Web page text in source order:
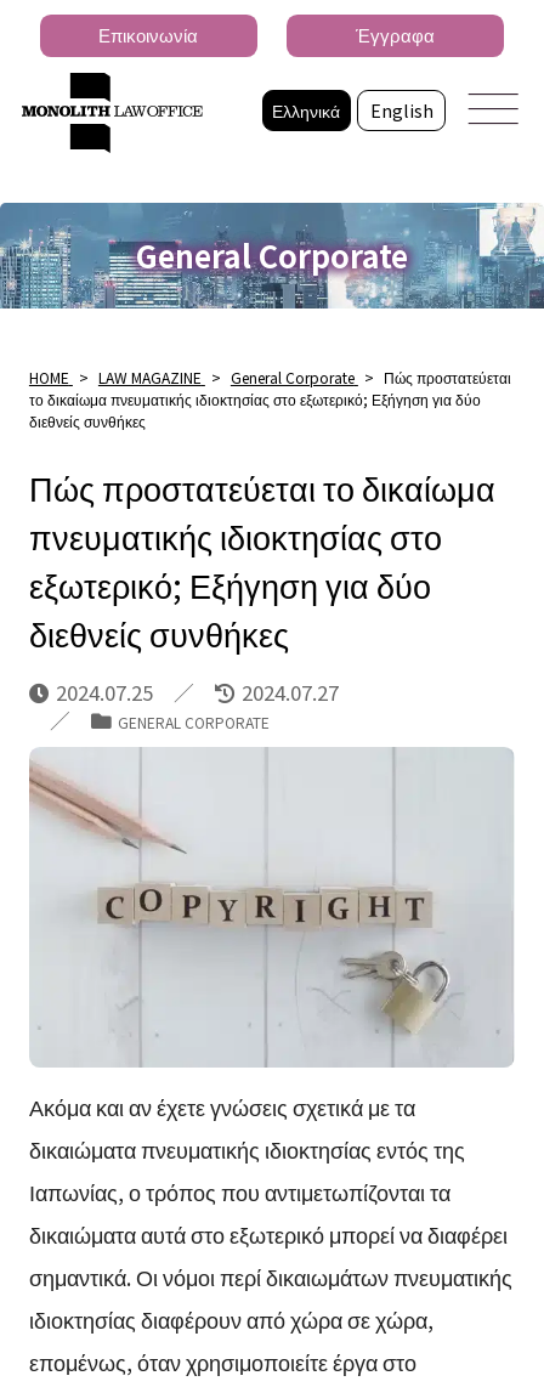
Ελληνικά English
Επικοινωνία Έγγραφα
General Corporate
HOME > LAW MAGAZINE > General Corporate > Πώς προστατεύεται
το δικαίωμα πνευματικής ιδιοκτησίας στο εξωτερικό; Εξήγηση για δύο
διεθνείς συνθήκες
Πώς προστατεύεται το δικαίωμα
πνευματικής ιδιοκτησίας στο
εξωτερικό; Εξήγηση για δύο
διεθνείς συνθήκες
2024.07.25 2024.07.27
GENERAL CORPORATE
Ακόμα και αν έχετε γνώσεις σχετικά με τα
δικαιώματα πνευματικής ιδιοκτησίας εντός της
Ιαπωνίας, ο τρόπος που αντιμετωπίζονται τα
δικαιώματα αυτά στο εξωτερικό μπορεί να διαφέρει
σημαντικά. Οι νόμοι περί δικαιωμάτων πνευματικής
ιδιοκτησίας διαφέρουν από χώρα σε χώρα,
επομένως, όταν χρησιμοποιείτε έργα στο